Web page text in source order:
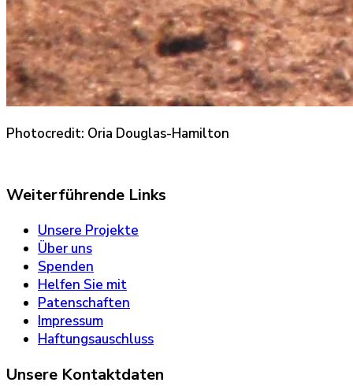
Photocredit: Oria Douglas-Hamilton
Weiterführende Links
Unsere Projekte
Über uns
Spenden
Helfen Sie mit
Patenschaften
Impressum
Haftungsauschluss
Unsere Kontaktdaten